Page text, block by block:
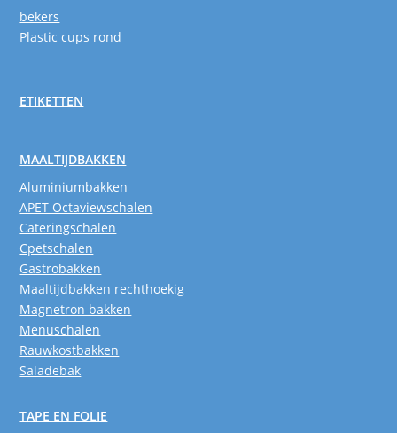
bekers
Plastic cups rond
ETIKETTEN
MAALTIJDBAKKEN
Aluminiumbakken
APET Octaviewschalen
Cateringschalen
Cpetschalen
Gastrobakken
Maaltijdbakken rechthoekig
Magnetron bakken
Menuschalen
Rauwkostbakken
Saladebak
TAPE EN FOLIE